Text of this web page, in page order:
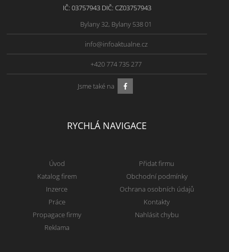
IČ: 03757943 DIČ: CZ03757943
Bylany 32, Bylany 538 01
info@infoaktualne.cz
+420 774 735 277
Jsme také na
RYCHLÁ NAVIGACE
Úvod
Katalog firem
Inzerce
Práce
Propagace firmy
Reklama
Přidat firmu
Obchodní podmínky
Ochrana osobních údajů
Kontakty
Nahlásit chybu